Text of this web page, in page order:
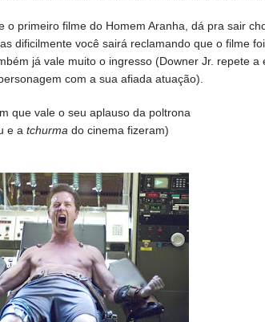
primeiro filme do Homem Aranha, dá pra sair
dificilmente você sairá reclamando que o filme
já vale muito o ingresso (Downer Jr. repete a
com a sua afiada atuação).
que vale o seu aplauso da poltrona
e a tchurmado cinema fizeram)